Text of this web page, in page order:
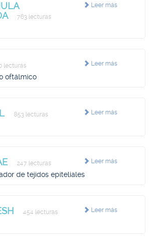
Leer más
763 lecturas
Leer más
lecturas
oftálmico
Leer más
853 lecturas
Leer más
247 lecturas
de tejidos epiteliales
Leer más
454 lecturas